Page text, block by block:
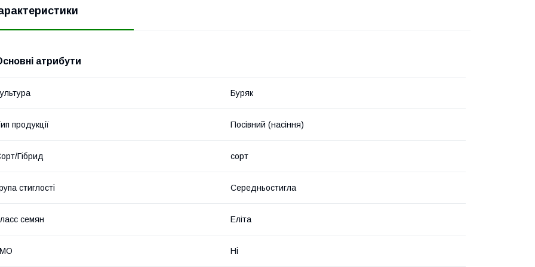
атрибути
Буряк
продукції Посівний (насіння)
Гібрид сорт
стиглості Середньостигла
семян Еліта
Ні